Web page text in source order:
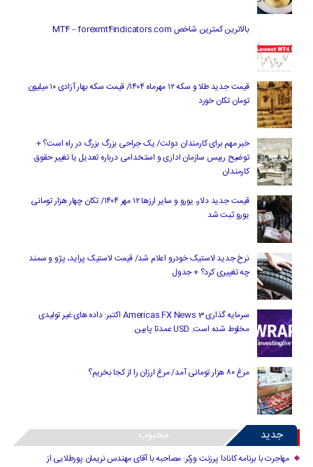
بالاترین کمترین شاخص MT4 – forexmt4indicators.com
قیمت جدید طلا و سکه ۱۲ مهرماه ۱۴۰۴/ قیمت سکه بهار آزادی ۱۰ میلیون
تومان تکان خورد
خبر مهم برای کارمندان دولت/ یک جراحی بزرگ بزرگ در راه است؟ +
توضیح رییس سازمان اداری و استخدامی درباره تعدیل یا تغییر حقوق
کارمندان
قیمت جدید دلار، یورو و سایر ارزها ۱۲ مهر ۱۴۰۴/ تکان چهار هزار تومانی
یورو ثبت شد
نرخ جدید لاستیک خودرو اعلام شد/ قیمت لاستیک پراید، پژو و سمند
چه تغییری کرد؟ + جدول
سرمایه گذاری Americas FX News 3 اکتبر: داده های غیر تولیدی
مخلوط شده است. USD عمدتا پایین.
مرغ ۸۰ هزار تومانی آمد/ مرغ ارزان را از کجا بخریم؟
جدید محبوب
مهاجرت با برنامه کانادا پرزنت ورکر: مصاحبه با آقای مهندس نریمان پورطلایی از